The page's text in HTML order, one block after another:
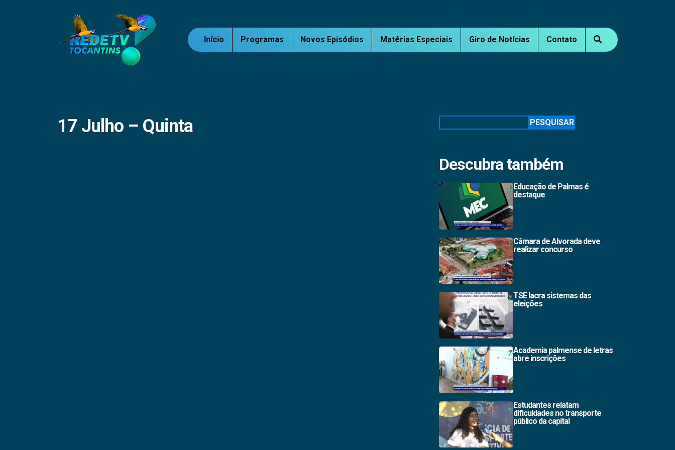
Início Programas Novos Episódios Matérias Especiais Giro de Notícias Contato
17 Julho – Quinta PESQUISAR
Descubra também
Educação de Palmas é
destaque
Câmara de Alvorada deve
realizar concurso
TSE lacra sistemas das
eleições
Academia palmense de letras
abre inscrições
Estudantes relatam
dificuldades no transporte
público da capital